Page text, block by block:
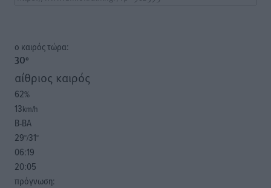
o καιρός τώρα:
30°
αίθριος καιρός
62%
13km/h
Β-ΒΑ
29°/31°
06:19
20:05
πρόγνωση: